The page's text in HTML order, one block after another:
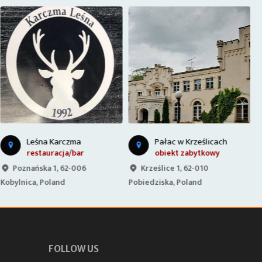
Leśna Karczma
restauracja/bar
Poznańska 1, 62-006
Kobylnica, Poland
Pałac w Krześlicach
obiekt zabytkowy
Krześlice 1, 62-010
Pobiedziska, Poland
FOLLOW US